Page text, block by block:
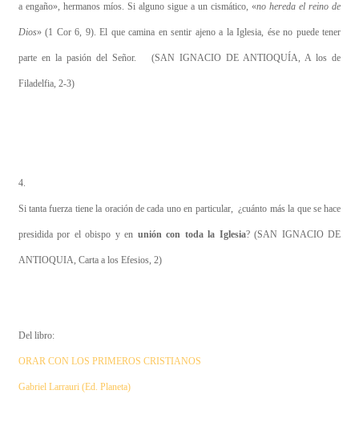
a engaño», hermanos míos. Si alguno sigue a un cismático, «no hereda el reino de
Dios» (1 Cor 6, 9). El que camina en sentir ajeno a la Iglesia, ése no puede tener
parte en la pasión del Señor. (SAN IGNACIO DE ANTIOQUÍA, A los de
Filadelfia, 2-3)
4.
Si tanta fuerza tiene la oración de cada uno en particular, ¿cuánto más la que se hace
presidida por el obispo y en unión con toda la Iglesia? (SAN IGNACIO DE
ANTIOQUIA, Carta a los Efesios, 2)
Del libro:
ORAR CON LOS PRIMEROS CRISTIANOS
Gabriel Larrauri (Ed. Planeta)